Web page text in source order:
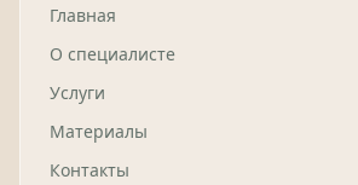
Главная
О специалисте
Услуги
Материалы
Контакты